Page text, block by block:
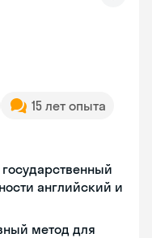
15 лет опыта
английский и
метод для